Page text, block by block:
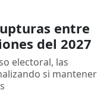
entre
del 2027
electoral, las
si mantener